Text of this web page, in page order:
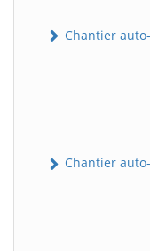
Chantier
Chantier